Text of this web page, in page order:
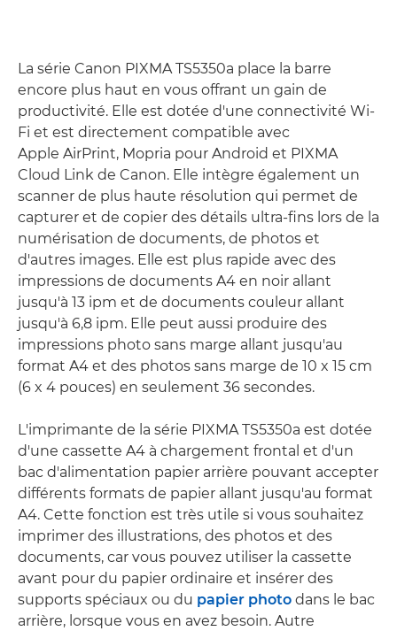
La série Canon PIXMA TS5350a place la barre
encore plus haut en vous offrant un gain de
productivité. Elle est dotée d'une connectivité Wi-
Fi et est directement compatible avec
Apple AirPrint, Mopria pour Android et PIXMA
Cloud Link de Canon. Elle intègre également un
scanner de plus haute résolution qui permet de
capturer et de copier des détails ultra-fins lors de la
numérisation de documents, de photos et
d'autres images. Elle est plus rapide avec des
impressions de documents A4 en noir allant
jusqu'à 13 ipm et de documents couleur allant
jusqu'à 6,8 ipm. Elle peut aussi produire des
impressions photo sans marge allant jusqu'au
format A4 et des photos sans marge de 10 x 15 cm
(6 x 4 pouces) en seulement 36 secondes.
L'imprimante de la série PIXMA TS5350a est dotée
d'une cassette A4 à chargement frontal et d'un
bac d'alimentation papier arrière pouvant accepter
différents formats de papier allant jusqu'au format
A4. Cette fonction est très utile si vous souhaitez
imprimer des illustrations, des photos et des
documents, car vous pouvez utiliser la cassette
avant pour du papier ordinaire et insérer des
supports spéciaux ou du papier photo dans le bac
arrière, lorsque vous en avez besoin. Autre